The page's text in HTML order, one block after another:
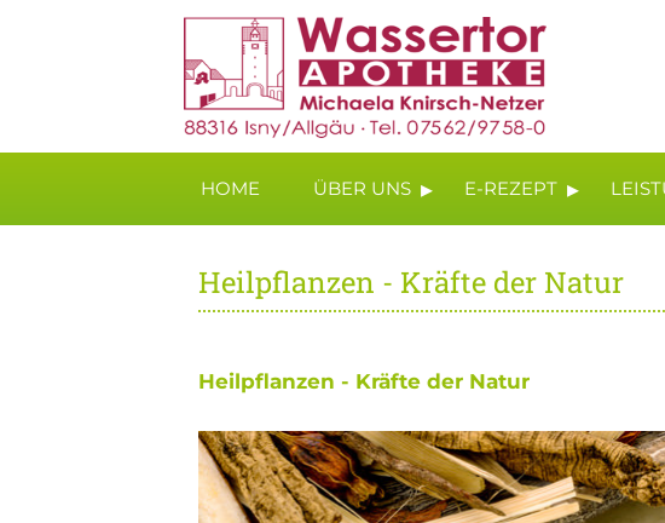
HOME ÜBER UNS ▸ E-REZEPT ▸
Heilpflanzen - Kräfte der Natur
Heilpflanzen - Kräfte der Natur